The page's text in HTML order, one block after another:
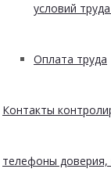
условий
Оплата труда
Контакты
телефоны доверия,